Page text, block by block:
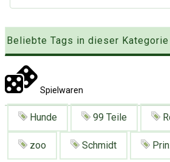
Beliebte Tags in dieser Kategorie
Spielwaren
Hunde 99 Teile
zoo Schmidt